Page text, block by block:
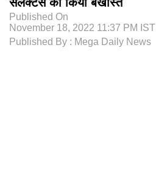
Published On
November 18, 2022 11:37 PM IST
Published By : Mega Daily News